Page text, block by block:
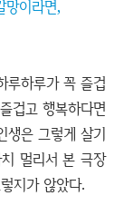
망이라면,
루하루가 꼭 즐겁
겁고 행복하다면
생은 그렇게 살기
멀리서 본 극장
지가 않았다.